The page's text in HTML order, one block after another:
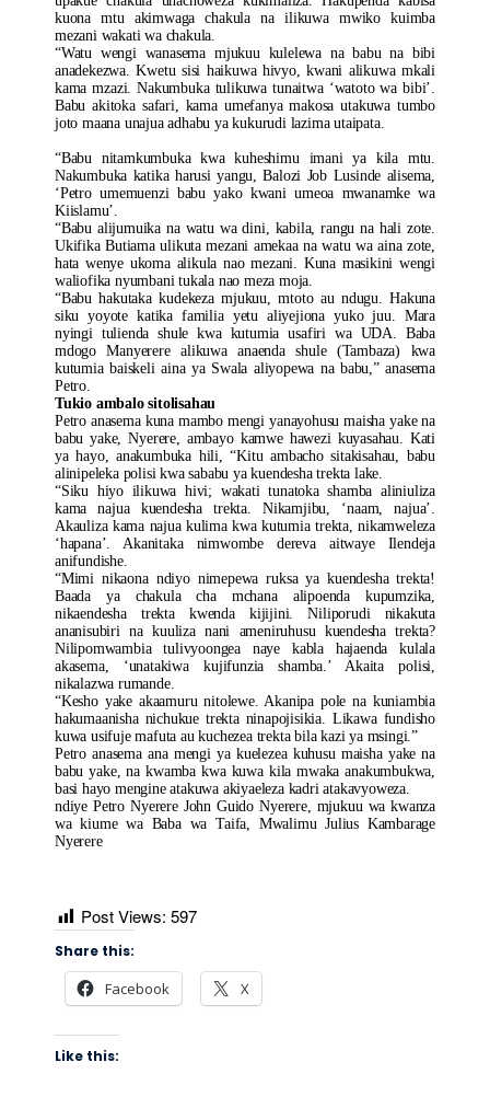
kuona mtu akimwaga chakula na ilikuwa mwiko kuimba
mezani wakati wa chakula.
“Watu wengi wanasema mjukuu kulelewa na babu na bibi
anadekezwa. Kwetu sisi haikuwa hivyo, kwani alikuwa mkali
kama mzazi. Nakumbuka tulikuwa tunaitwa ‘watoto wa bibi’.
Babu akitoka safari, kama umefanya makosa utakuwa tumbo
joto maana unajua adhabu ya kukurudi lazima utaipata.
“Babu nitamkumbuka kwa kuheshimu imani ya kila mtu.
Nakumbuka katika harusi yangu, Balozi Job Lusinde alisema,
‘Petro umemuenzi babu yako kwani umeoa mwanamke wa
Kiislamu’.
“Babu alijumuika na watu wa dini, kabila, rangu na hali zote.
Ukifika Butiama ulikuta mezani amekaa na watu wa aina zote,
hata wenye ukoma alikula nao mezani. Kuna masikini wengi
waliofika nyumbani tukala nao meza moja.
“Babu hakutaka kudekeza mjukuu, mtoto au ndugu. Hakuna
siku yoyote katika familia yetu aliyejiona yuko juu. Mara
nyingi tulienda shule kwa kutumia usafiri wa UDA. Baba
mdogo Manyerere alikuwa anaenda shule (Tambaza) kwa
kutumia baiskeli aina ya Swala aliyopewa na babu,” anasema
Petro.
Tukio ambalo sitolisahau
Petro anasema kuna mambo mengi yanayohusu maisha yake na
babu yake, Nyerere, ambayo kamwe hawezi kuyasahau. Kati
ya hayo, anakumbuka hili, “Kitu ambacho sitakisahau, babu
alinipeleka polisi kwa sababu ya kuendesha trekta lake.
“Siku hiyo ilikuwa hivi; wakati tunatoka shamba aliniuliza
kama najua kuendesha trekta. Nikamjibu, ‘naam, najua’.
Akauliza kama najua kulima kwa kutumia trekta, nikamweleza
‘hapana’. Akanitaka nimwombe dereva aitwaye Ilendeja
anifundishe.
“Mimi nikaona ndiyo nimepewa ruksa ya kuendesha trekta!
Baada ya chakula cha mchana alipoenda kupumzika,
nikaendesha trekta kwenda kijijini. Niliporudi nikakuta
ananisubiri na kuuliza nani ameniruhusu kuendesha trekta?
Nilipomwambia tulivyoongea naye kabla hajaenda kulala
akasema, ‘unatakiwa kujifunzia shamba.’ Akaita polisi,
nikalazwa rumande.
“Kesho yake akaamuru nitolewe. Akanipa pole na kuniambia
hakumaanisha nichukue trekta ninapojisikia. Likawa fundisho
kuwa usifuje mafuta au kuchezea trekta bila kazi ya msingi.”
Petro anasema ana mengi ya kuelezea kuhusu maisha yake na
babu yake, na kwamba kwa kuwa kila mwaka anakumbukwa,
basi hayo mengine atakuwa akiyaeleza kadri atakavyoweza.
ndiye Petro Nyerere John Guido Nyerere, mjukuu wa kwanza
wa kiume wa Baba wa Taifa, Mwalimu Julius Kambarage
Nyerere
Post Views: 597
Share this:
Facebook X
Like this: